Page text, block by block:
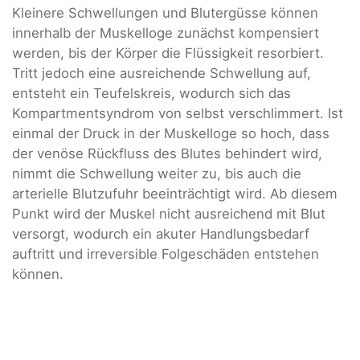
Kleinere Schwellungen und Blutergüsse können
innerhalb der Muskelloge zunächst kompensiert
werden, bis der Körper die Flüssigkeit resorbiert.
Tritt jedoch eine ausreichende Schwellung auf,
entsteht ein Teufelskreis, wodurch sich das
Kompartmentsyndrom von selbst verschlimmert. Ist
einmal der Druck in der Muskelloge so hoch, dass
der venöse Rückfluss des Blutes behindert wird,
nimmt die Schwellung weiter zu, bis auch die
arterielle Blutzufuhr beeinträchtigt wird. Ab diesem
Punkt wird der Muskel nicht ausreichend mit Blut
versorgt, wodurch ein akuter Handlungsbedarf
auftritt und irreversible Folgeschäden entstehen
können.